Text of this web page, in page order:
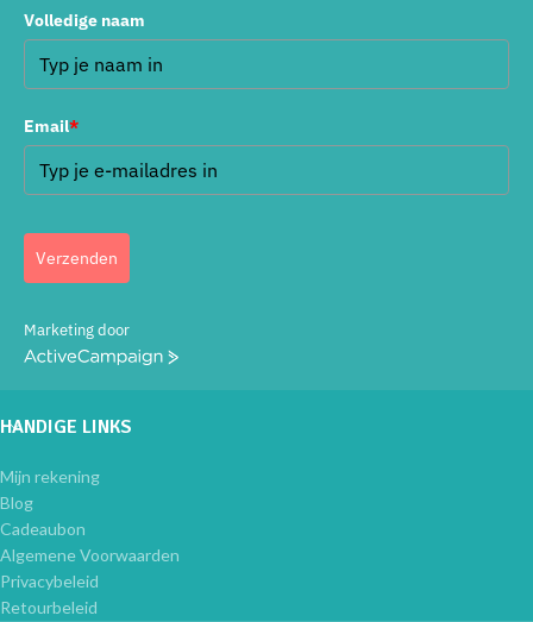
Volledige naam
Email*
Verzenden
Marketing door
ActiveCampaign
HANDIGE LINKS
Mijn rekening
Blog
Cadeaubon
Algemene Voorwaarden
Privacybeleid
Retourbeleid